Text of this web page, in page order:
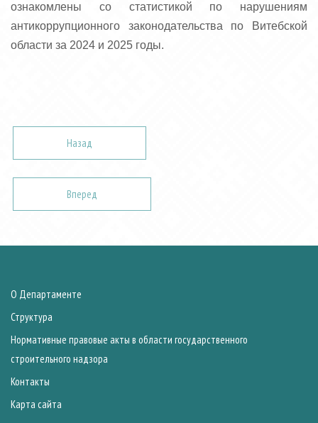
ознакомлены со статистикой по нарушениям
антикоррупционного законодательства по Витебской
области за 2024 и 2025 годы.
Назад
Вперед
О Департаменте
Структура
Нормативные правовые акты в области государственного
строительного надзора
Контакты
Карта сайта